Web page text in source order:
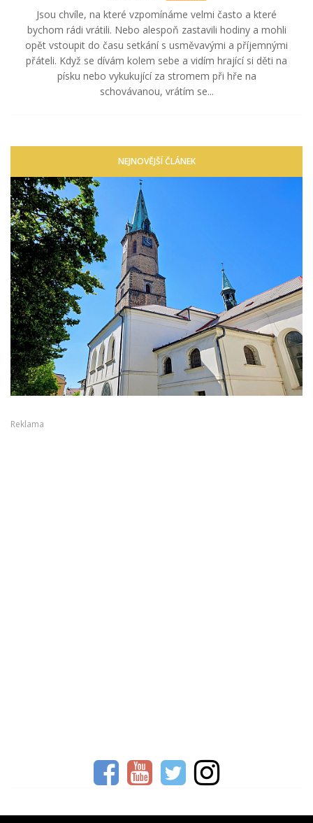
Jsou chvíle, na které vzpomínáme velmi často a které
bychom rádi vrátili. Nebo alespoň zastavili hodiny a mohli
opět vstoupit do času setkání s usměvavými a příjemnými
přáteli. Když se dívám kolem sebe a vidím hrající si děti na
písku nebo vykukující za stromem při hře na
schovávanou, vrátím se...
NEJNOVĚJŠÍ ČLÁNEK
Reklama